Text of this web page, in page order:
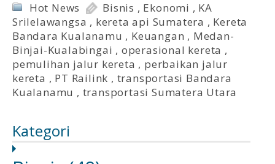
Hot News Bisnis , Ekonomi , KA
Srilelawangsa , kereta api Sumatera , Kereta
Bandara Kualanamu , Keuangan , Medan-
Binjai-Kualabingai , operasional kereta ,
pemulihan jalur kereta , perbaikan jalur
kereta , PT Railink , transportasi Bandara
Kualanamu , transportasi Sumatera Utara
Kategori